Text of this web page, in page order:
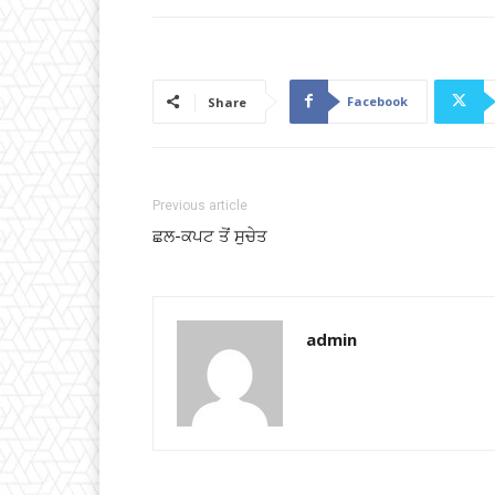
Share Facebook
Previous article
ਛਲ-ਕਪਟ ਤੋਂ ਸੁਚੇਤ
admin